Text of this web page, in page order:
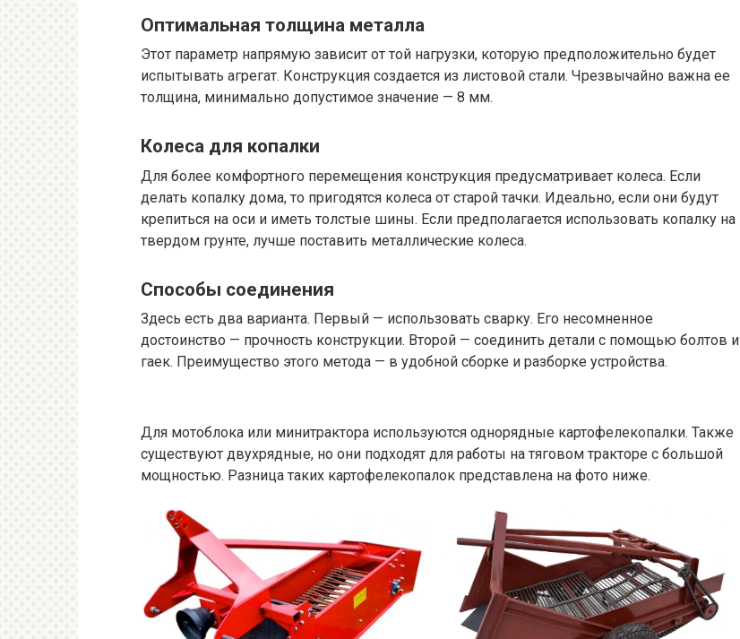
Оптимальная толщина металла
Этот параметр напрямую зависит от той нагрузки, которую предположительно будет
испытывать агрегат. Конструкция создается из листовой стали. Чрезвычайно важна ее
толщина, минимально допустимое значение — 8 мм.
Колеса для копалки
Для более комфортного перемещения конструкция предусматривает колеса. Если
делать копалку дома, то пригодятся колеса от старой тачки. Идеально, если они будут
крепиться на оси и иметь толстые шины. Если предполагается использовать копалку на
твердом грунте, лучше поставить металлические колеса.
Способы соединения
Здесь есть два варианта. Первый — использовать сварку. Его несомненное
достоинство — прочность конструкции. Второй — соединить детали с помощью болтов и
гаек. Преимущество этого метода — в удобной сборке и разборке устройства.
Для мотоблока или минитрактора используются однорядные картофелекопалки. Также
существуют двухрядные, но они подходят для работы на тяговом тракторе с большой
мощностью. Разница таких картофелекопалок представлена на фото ниже.